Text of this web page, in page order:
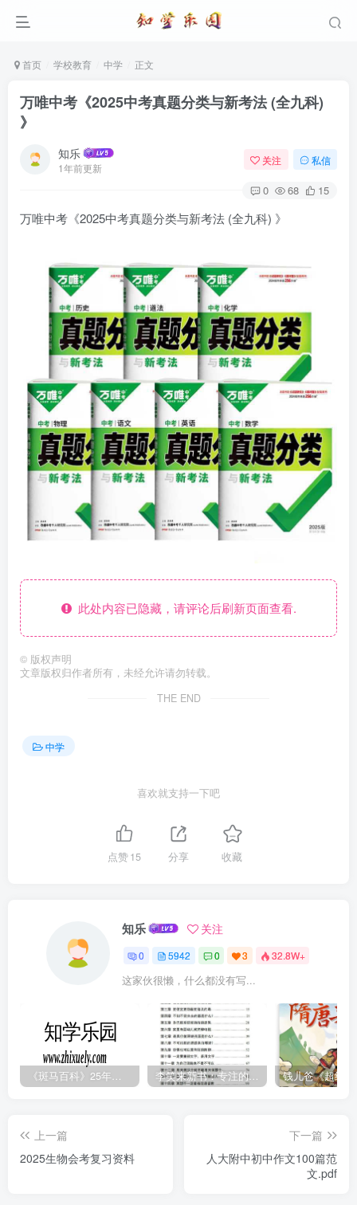
首页 学校教育 中学 正文
万唯中考《2025中考真题分类与新考法 (全九科)
》
知乐
1年前更新
关注 私信
0 68 15
万唯中考《2025中考真题分类与新考法 (全九科) 》
此处内容已隐藏，请评论后刷新页面查看.
© 版权声明
文章版权归作者所有，未经允许请勿转载。
THE END
中学
喜欢就支持一下吧
点赞15 分享 收藏
知乐 关注
0 5942 0 3 32.8W+
这家伙很懒，什么都没有写...
《斑马百科》25年最新30科全套高清视频 李笑来新书：专注的真相 [PDF]
上一篇
2025生物会考复习资料
下一篇
人大附中初中作文100篇范
文.pdf